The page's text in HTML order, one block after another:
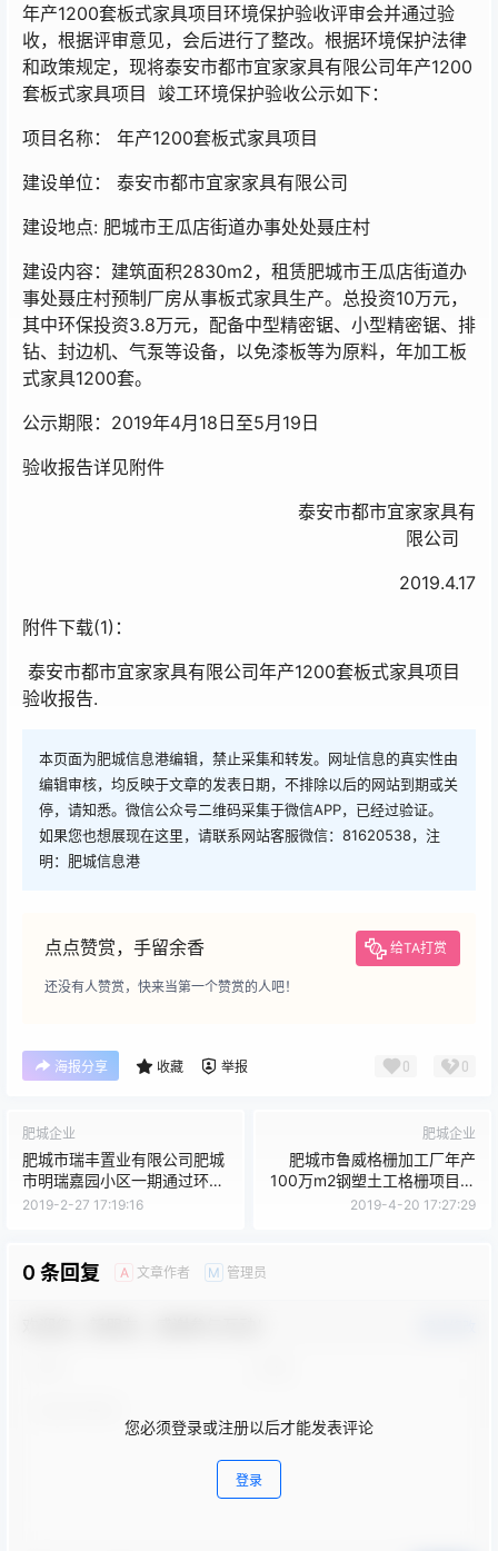
年产1200套板式家具项目环境保护验收评审会并通过验
收，根据评审意见，会后进行了整改。根据环境保护法律
和政策规定，现将泰安市都市宜家家具有限公司年产1200
套板式家具项目 竣工环境保护验收公示如下：
项目名称： 年产1200套板式家具项目
建设单位： 泰安市都市宜家家具有限公司
建设地点: 肥城市王瓜店街道办事处处聂庄村
建设内容：建筑面积2830m2，租赁肥城市王瓜店街道办
事处聂庄村预制厂房从事板式家具生产。总投资10万元，
其中环保投资3.8万元，配备中型精密锯、小型精密锯、排
钻、封边机、气泵等设备，以免漆板等为原料，年加工板
式家具1200套。
公示期限：2019年4月18日至5月19日
验收报告详见附件
泰安市都市宜家家具有
限公司
2019.4.17
附件下载(1)：
泰安市都市宜家家具有限公司年产1200套板式家具项目
验收报告.
本页面为肥城信息港编辑，禁止采集和转发。网址信息的真实性由
编辑审核，均反映于文章的发表日期，不排除以后的网站到期或关
停，请知悉。微信公众号二维码采集于微信APP，已经过验证。
如果您也想展现在这里，请联系网站客服微信：81620538，注
明：肥城信息港
点点赞赏，手留余香 给TA打赏
还没有人赞赏，快来当第一个赞赏的人吧！
海报分享 收藏 举报 0 0
肥城企业
肥城市瑞丰置业有限公司肥城
市明瑞嘉园小区一期通过环境
保护验收工作的公示
2019-2-27 17:19:16
肥城企业
肥城市鲁威格栅加工厂年产
100万m2钢塑土工格栅项目通
过环境保护验收工作的公示
2019-4-20 17:27:29
0 条回复 A 文章作者 M 管理员
您必须登录或注册以后才能发表评论
登录